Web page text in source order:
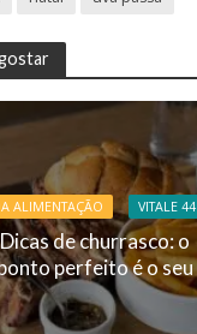
ALIMENTAÇÃO VITALE 44
Dicas de churrasco: o
perfeito é o seu